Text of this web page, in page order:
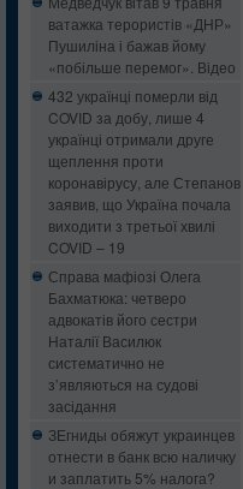
ватажка терористів «ДНР»
Пушиліна і бажав йому
«побільше перемог». Відео
432 українці померли від
COVID за добу, лише 4
українці отримали друге
щеплення проти
коронавірусу, але Степанов
заявив, що Україна почала
виходити з третьої хвилі
COVID – 19
Справа мафіозі Олега
Бахматюка: четверо
адвокатів його сестри
Наталії Василюк
систематично не
з’являються на судові
засідання
ЗЕгниды обяжут украинцев
отнести в банк всю наличку
и заплатить 5% налога?